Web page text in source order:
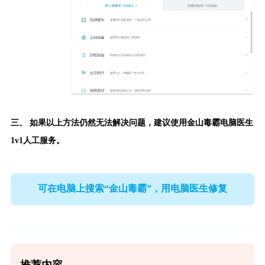
三、 如果以上方法仍然无法解决问题，建议使用金山毒霸电脑医生
1v1人工服务。
可在电脑上搜索“金山毒霸”，用电脑医生修复